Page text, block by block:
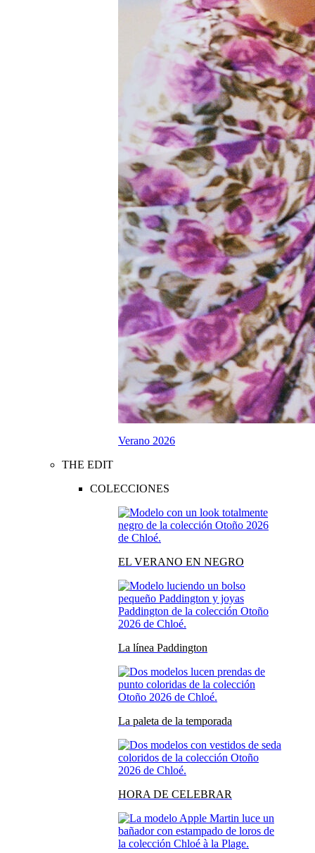
Verano 2026
THE EDIT
COLECCIONES
EL VERANO EN NEGRO
La línea Paddington
La paleta de la temporada
HORA DE CELEBRAR